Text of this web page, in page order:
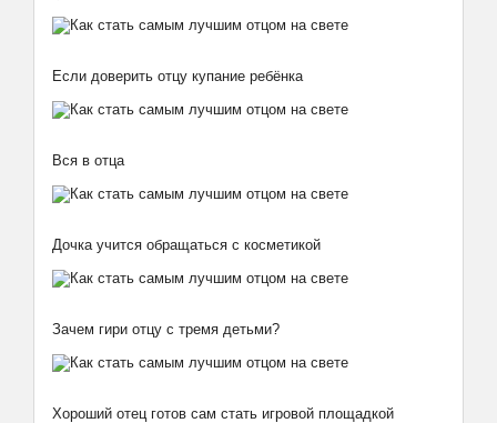
Если доверить отцу купание ребёнка
Вся в отца
Дочка учится обращаться с косметикой
Зачем гири отцу с тремя детьми?
Хороший отец готов сам стать игровой площадкой